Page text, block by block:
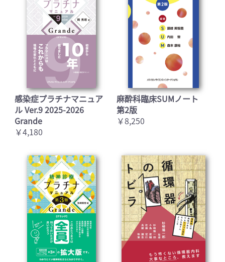
感染症プラチナマニュア
ル Ver.9 2025-2026
Grande
￥4,180
麻酔科臨床SUMノート
第2版
￥8,250